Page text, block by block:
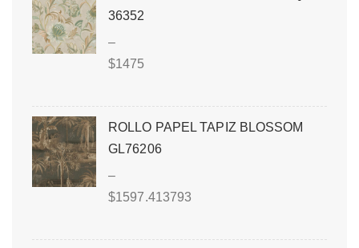
36352
–
$1475
ROLLO PAPEL TAPIZ BLOSSOM
GL76206
–
$1597.413793